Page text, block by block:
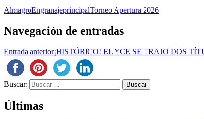
AlmagroEngranajeprincipalTorneo Apertura 2026
Navegación de entradas
Entrada anterior¡HISTÓRICO! EL YCE SE TRAJO DOS
Buscar:
Últimas